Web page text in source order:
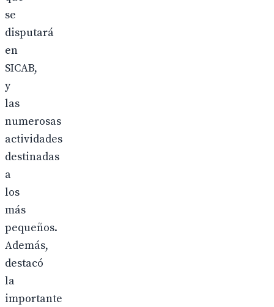
se
disputará
en
SICAB,
y
las
numerosas
actividades
destinadas
a
los
más
pequeños.
Además,
destacó
la
importante